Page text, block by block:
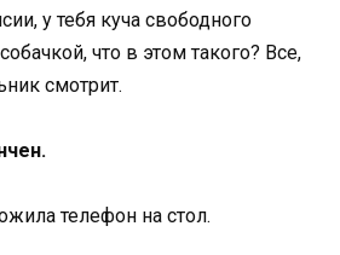
у тебя куча свободного
что в этом такого? Все,
смотрит.
телефон на стол.